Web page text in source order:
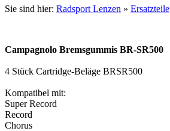
Sie sind hier: Radsport Lenzen » Ersatzteile
Campagnolo Bremsgummis BR-SR500
4 Stück Cartridge-Beläge BRSR500
Kompatibel mit:
Super Record
Record
Chorus